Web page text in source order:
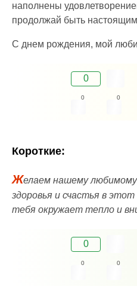
наполнены
продолжай быть
С днем рождения, мой
0
0 0
Короткие:
Желаем нашему
здоровья и счастья в
тебя окружает тепло и
0
0 0